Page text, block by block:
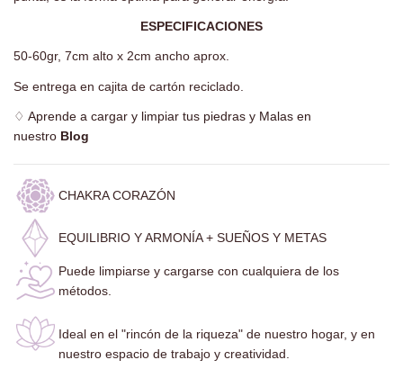
ESPECIFICACIONES
50-60gr, 7cm alto x 2cm ancho aprox.
Se entrega en cajita de cartón reciclado.
♢ Aprende a cargar y limpiar tus piedras y Malas en
nuestro Blog
CHAKRA CORAZÓN
EQUILIBRIO Y ARMONÍA + SUEÑOS Y METAS
Puede limpiarse y cargarse con cualquiera de los
métodos.
Ideal en el "rincón de la riqueza" de nuestro hogar, y en
nuestro espacio de trabajo y creatividad.